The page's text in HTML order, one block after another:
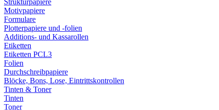
Strukturpapiere
Motivpapiere
Formulare
Plotterpapiere und -folien
Additions- und Kassarollen
Etiketten
Etiketten PCL3
Folien
Durchschreibpapiere
Blöcke, Bons, Lose, Eintrittskontrollen
Tinten & Toner
Tinten
Toner